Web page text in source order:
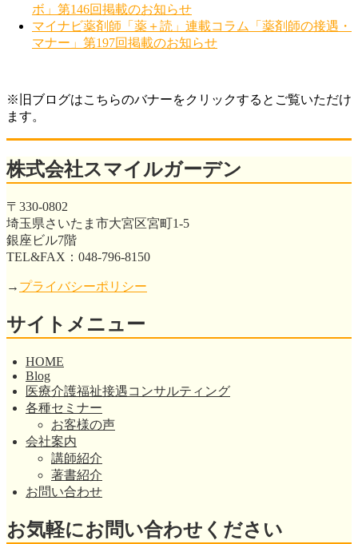
ボ」第146回掲載のお知らせ
マイナビ薬剤師「薬＋読」連載コラム「薬剤師の接遇・
マナー」第197回掲載のお知らせ
※旧ブログはこちらのバナーをクリックするとご覧いただけ
ます。
株式会社スマイルガーデン
〒330-0802
埼玉県さいたま市大宮区宮町1-5
銀座ビル7階
TEL&FAX：048-796-8150
→ プライバシーポリシー
サイトメニュー
HOME
Blog
医療介護福祉接遇コンサルティング
各種セミナー
お客様の声
会社案内
講師紹介
著書紹介
お問い合わせ
お気軽にお問い合わせください